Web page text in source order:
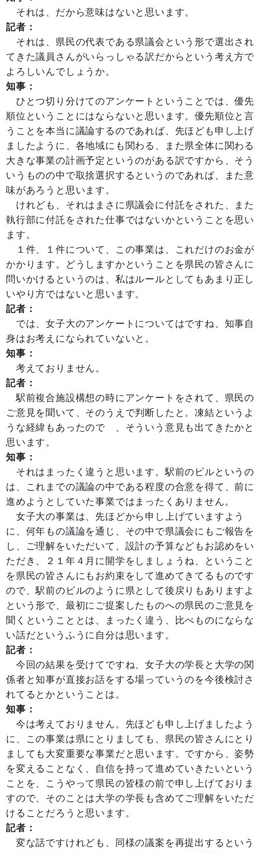
それは、だから意味はないと思います。
記者：
それは、県民の代表である県議会という形で選出され
てきた議員さんがいらっしゃる訳だからという考え方で
よろしいんでしょうか。
知事：
ひとつ切り分けてのアンケートということでは、優先
順位ということにはならないと思います。優先順位と言
うことを本当に議論するのであれば、先ほども申し上げ
ましたように、各地域にも関わる、また県全体に関わる
大きな事業の計画予定というのがある訳ですから、そう
いうものの中で取捨選択するというのであれば、また意
味があろうと思います。
けれども、それはまさに県議会に付託をされた、また
執行部に付託をされた仕事ではないかということを思い
ます。
１件、１件について、この事業は、これだけのお金が
かかります。どうしますかということを県民の皆さんに
問いかけるというのは、私はルールとしてもあまり正し
いやり方ではないと思います。
記者：
では、女子大のアンケートについてはですね、知事自
身はお考えになられていないと。
知事：
考えておりません。
記者：
駅前複合施設構想の時にアンケートをされて、県民の
ご意見を聞いて、そのうえで判断したと。凍結というよ
うな経緯もあったので 、そういう意見も出てきたかと
思います。
知事：
それはまったく違うと思います。駅前のビルというの
は、これまでの議論の中である程度の合意を得て、前に
進めようとしていた事業ではまったくありません。
女子大の事業は、先ほどから申し上げていますよう
に、何年もの議論を通じ、その中で県議会にもご報告を
し、ご理解をいただいて、設計の予算などもお認めをい
ただき、２１年４月に開学をしましょうね、ということ
を県民の皆さんにもお約束をして進めてきてるものです
ので、駅前のビルのように県として後戻りもありますよ
という形で、最初にご提案したものへの県民のご意見を
聞くということとは、まったく違う、比べものにならな
い話だというふうに自分は思います。
記者：
今回の結果を受けてですね、女子大の学長と大学の関
係者と知事が直接お話をする場っていうのを今後検討さ
れてるとかということは。
知事：
今は考えておりません。先ほども申し上げましたよう
に、この事業は県にとりましても、県民の皆さんにとり
ましても大変重要な事業だと思います。ですから、姿勢
を変えることなく、自信を持って進めていきたいという
ことを、こうやって県民の皆様の前で申し上げておりま
すので、そのことは大学の学長も含めてご理解をいただ
けることだろうと思います。
記者：
変な話ですけれども、同様の議案を再提出するという